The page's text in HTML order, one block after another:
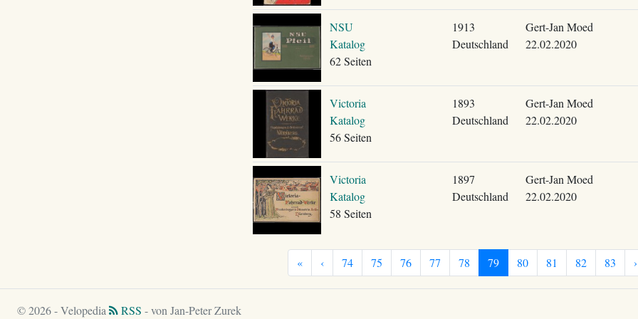
NSU
Katalog
62 Seiten
1913
Deutschland
Gert-Jan Moed
22.02.2020
Victoria
Katalog
56 Seiten
1893
Deutschland
Gert-Jan Moed
22.02.2020
Victoria
Katalog
58 Seiten
1897
Deutschland
Gert-Jan Moed
22.02.2020
« ‹ 74 75 76 77 78 79 80 81 82 83 ›
© 2026 - Velopedia RSS - von Jan-Peter Zurek